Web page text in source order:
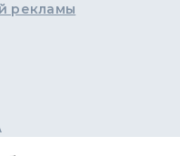
рекламы